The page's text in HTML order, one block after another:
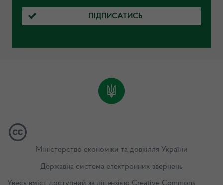
ПІДПИСАТИСЬ
Міністерство економіки та довкілля України
Державна система електронних звернень
Увесь вміст доступний за ліцензією Creative Commons